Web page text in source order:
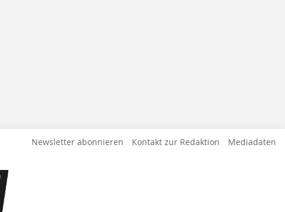
Newsletter abonnieren Kontakt zur Redaktion Mediadaten